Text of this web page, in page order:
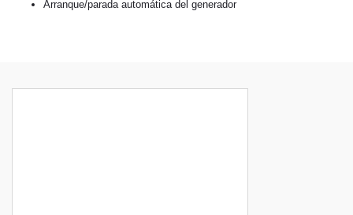
Arranque/parada automática del generador